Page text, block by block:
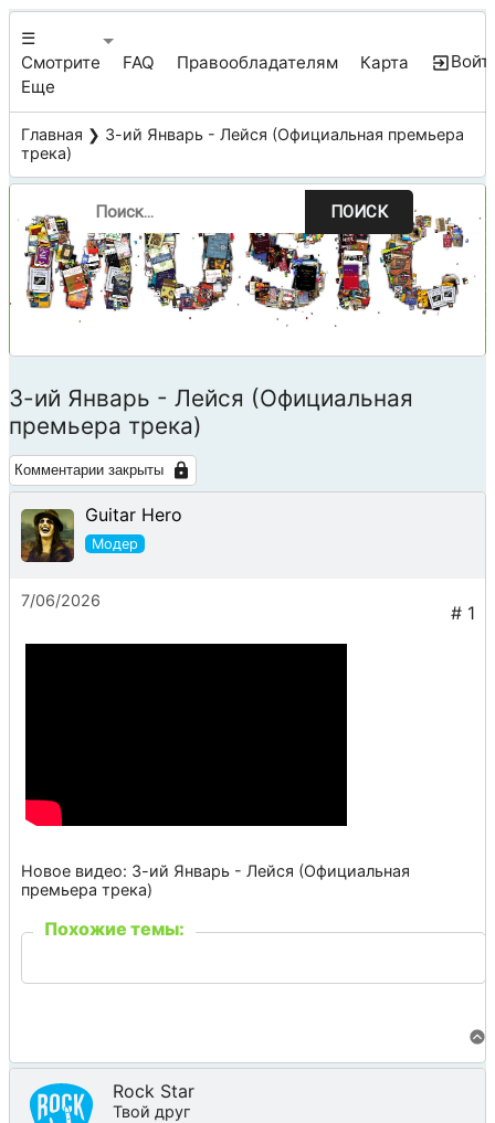
☰
Смотрите
Еще
FAQ Правообладателям Карта
Главная ❯ 3-ий Январь - Лейся (Официальная премьера
трека)
ПОИСК
3-ий Январь - Лейся (Официальная
премьера трека)
Комментарии закрыты
Guitar Hero
7/06/2026
Новое видео: 3-ий Январь - Лейся (Официальная
премьера трека)
Похожие темы:
Rock Star
Твой друг